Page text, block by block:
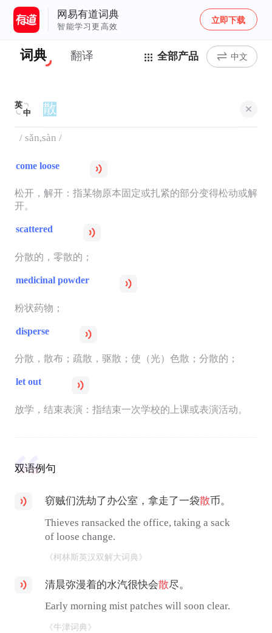
网易有道词典
智能学习更高效
立即下载
词典 翻译 全部产品 中文
英
中
/ sǎn,sàn /
come loose
松开，解开：指某物原本固定或扎紧的部分变得松动或解
开。
scattered
分散的，零散的；
medicinal powder
粉状药物；
disperse
分散，散布；疏散，驱散；使（光）色散；分散的；
let out
放学，结束表演：指结束一次学校的上课或表演活动。
双语例句
窃贼们洗劫了办公室，拿走了一袋散币。
Thieves ransacked the office, taking a sack
of loose change.
《柯林斯英汉双解大词典》
清晨弥漫着的水汽很快会散尽。
Early morning mist patches will soon clear.
《牛津词典》